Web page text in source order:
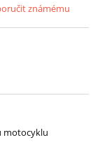
známému
motocyklu